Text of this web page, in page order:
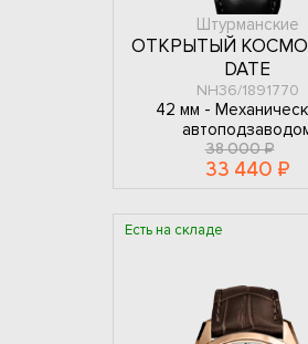
Штурманские
ОТКРЫТЫЙ
DATE
NH36/1891770
42 мм -
38 000 ₽
33 440 ₽
Есть на складе